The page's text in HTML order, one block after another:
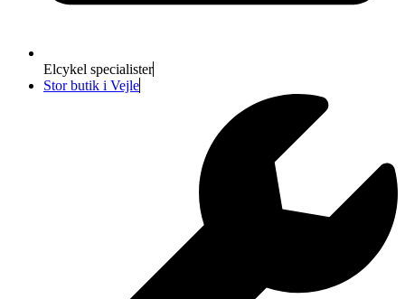
Elcykel specialister
Stor butik i Vejle